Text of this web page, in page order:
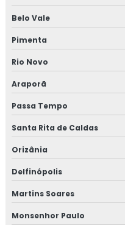
Belo Vale
Pimenta
Rio Novo
Araporã
Passa Tempo
Santa Rita de Caldas
Orizânia
Delfinópolis
Martins Soares
Monsenhor Paulo